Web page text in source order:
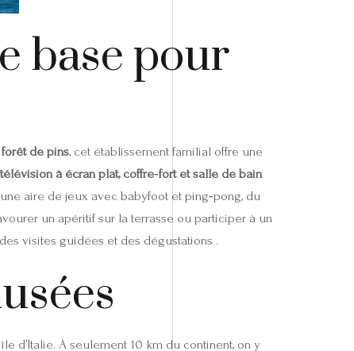
base pour
de pins, cet établissement familial offre une
à écran plat, coffre‑fort et salle de bain
aire de jeux avec babyfoot et ping‑pong, du
un apéritif sur la terrasse ou participer à un
visites guidées et des dégustations .
d’Italie. À seulement 10 km du continent, on y